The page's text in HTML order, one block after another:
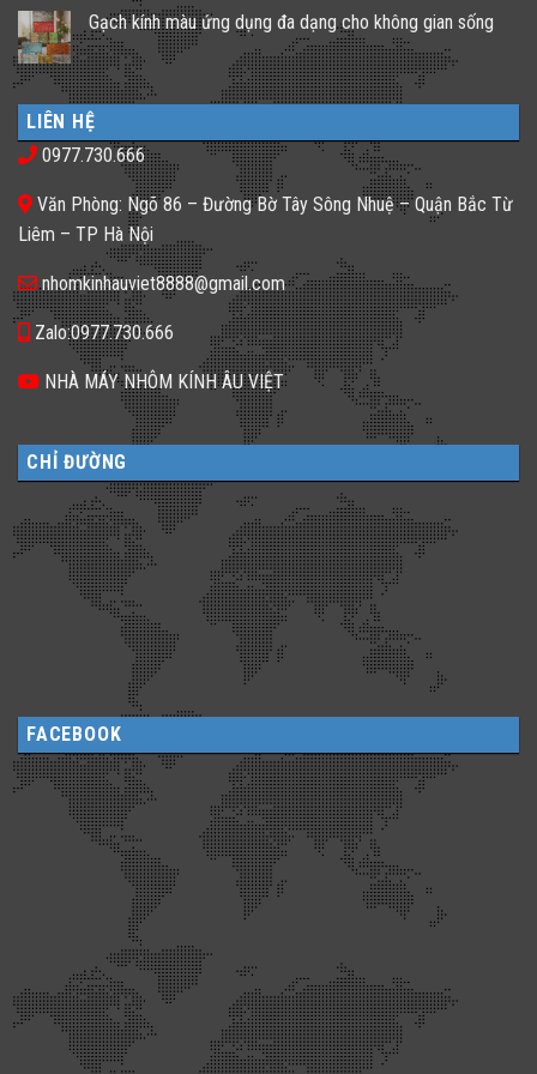
pháp
lấy
ánh
sáng
cho
nhà
phố
thiếu
sáng
tối
bình
luận
ở
𝐕𝐢̀
𝐒𝐚𝐨
𝐍𝐡𝐚̀
𝐇𝐚̀𝐧𝐠,
𝐊𝐡𝐚́𝐜𝐡
𝐒𝐚̣𝐧
𝐍𝐞̂𝐧
𝐂𝐡𝐨̣𝐧
𝐆𝐚̣𝐜𝐡
𝐊𝐢́𝐧𝐡
𝐓𝐫𝐨𝐧𝐠
𝐓𝐡𝐢𝐞̂́𝐭
𝐊𝐞̂́?
Gạch kính màu ứng dụng đa dạng cho không gian sống
Không
có
bình
luận
ở
Gạch
kính
màu
đa
dạng
cho
không
gian
sống
LIÊN HỆ
0977.730.666
Văn Phòng: Ngõ 86 – Đường Bờ Tây Sông Nhuệ – Quận Bắc Từ
Liêm – TP Hà Nội
nhomkinhauviet8888@gmail.com
Zalo:0977.730.666
NHÀ MÁY NHÔM KÍNH ÂU VIỆT
CHỈ ĐƯỜNG
FACEBOOK